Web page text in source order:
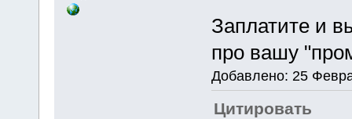
Заплатите и
про вашу
Добавлено: 25
Цитировать